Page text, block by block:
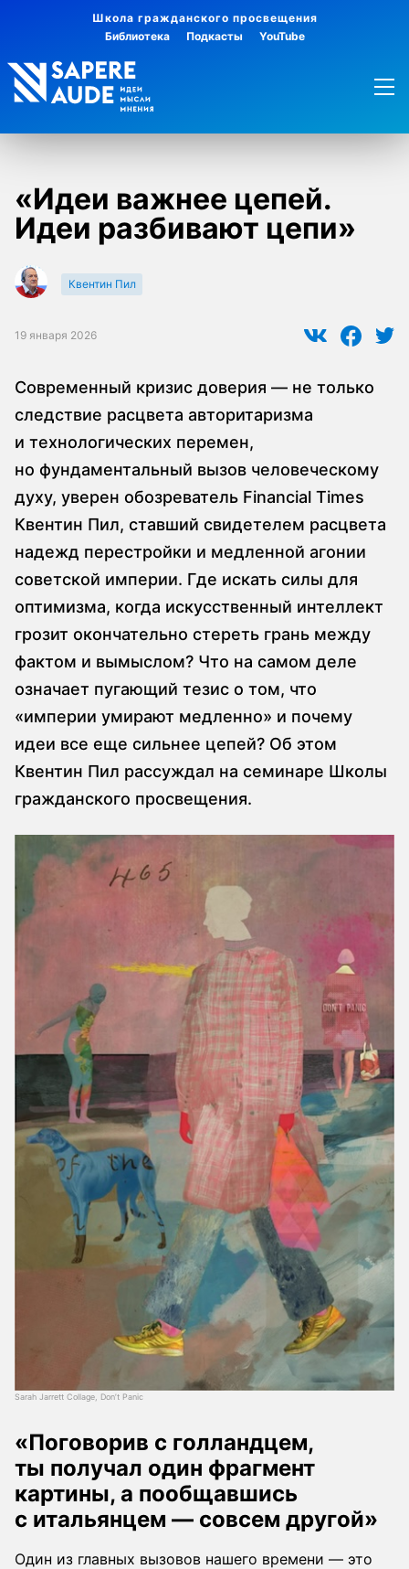
Школа гражданского просвещения
Библиотека
Подкасты YouTube
«Идеи важнее цепей.
Идеи разбивают цепи»
Квентин Пил
19 января 2026
Современный кризис доверия — не только
следствие расцвета авторитаризма
и технологических перемен,
но фундаментальный вызов человеческому
духу, уверен обозреватель Financial Times
Квентин Пил, ставший свидетелем расцвета
надежд перестройки и медленной агонии
советской империи. Где искать силы для
оптимизма, когда искусственный интеллект
грозит окончательно стереть грань между
фактом и вымыслом? Что на самом деле
означает пугающий тезис о том, что
«империи умирают медленно» и почему
идеи все еще сильнее цепей? Об этом
Квентин Пил рассуждал на семинаре Школы
гражданского просвещения.
Sarah Jarrett Collage, Don’t Panic
«Поговорив с голландцем,
ты получал один фрагмент
картины, а пообщавшись
с итальянцем — совсем другой»
Один из главных вызовов нашего времени — это